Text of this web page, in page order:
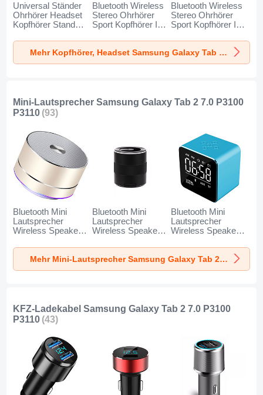
Universal Ständer
Ohrhörer Headset
Kopfhörer Stand
Galaxy Tab 2 7.0
P3100 P3110
Schwarz
Bluetooth Wireless
Stereo Ohrhörer
Sport Kopfhörer In
für Samsung
Galaxy Tab 2 7.0
P3100 P3110
Bluetooth Wireless
Stereo Ohrhörer
Sport Kopfhörer In
für Samsung
Galaxy Tab 2 7.0
P3100 P3110 Gold
Mehr Kopfhörer, Headset Samsung Galaxy Tab 2 7.0 P3100 P3110
Mini-Lautsprecher Samsung Galaxy Tab 2 7.0 P3100
P3110 (93)
Bluetooth Mini
Lautsprecher
Wireless Speaker
Samsung Galaxy
Tab 2 7.0 P3100
P3110 Gold
Bluetooth Mini
Lautsprecher
Wireless Speaker
Samsung Galaxy
Tab 2 7.0 P3100
P3110 Schwarz
Bluetooth Mini
Lautsprecher
Wireless Speaker
Samsung Galaxy
Tab 2 7.0 P3100
P3110 Blau
Mehr Mini-Lautsprecher Samsung Galaxy Tab 2 7.0 P3100 P3110
KFZ-Ladekabel Samsung Galaxy Tab 2 7.0 P3100
P3110 (43)